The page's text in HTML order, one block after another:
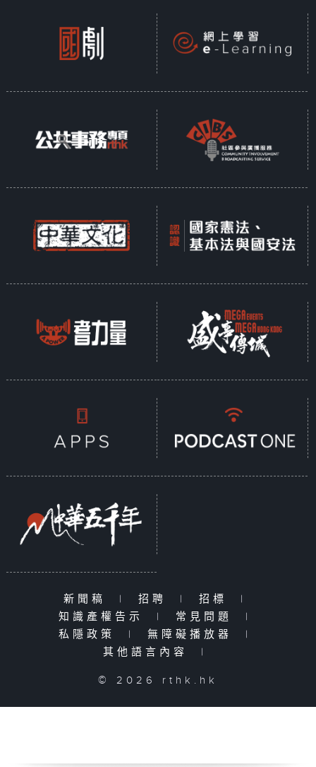
新聞稿 | 招聘 | 招標
|
知識產權告示
| 常見問題
|
私隱政策
| 無障礙播放器
|
其他語言內容
|
© 2026 rthk.hk